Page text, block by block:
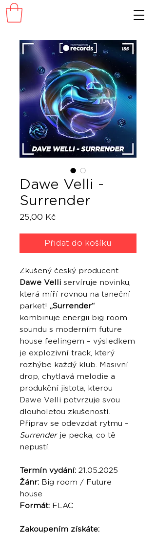
Dawe Velli -
Surrender
25,00 Kč
Přidat do košíku
Zkušený český producent
Dawe Velli servíruje novinku,
která míří rovnou na taneční
parket! „Surrender“
kombinuje energii big room
soundu s moderním future
house feelingem – výsledkem
je explozivní track, který
rozhýbe každý klub. Masivní
drop, chytlavá melodie a
produkční jistota, kterou
Dawe Velli potvrzuje svou
dlouholetou zkušeností.
Připrav se odevzdat rytmu –
Surrenderje pecka, co tě
nepustí.
Termín vydání: 21.05.2025
Žánr: Big room / Future
house
Formát: FLAC
Zakoupením získáte: